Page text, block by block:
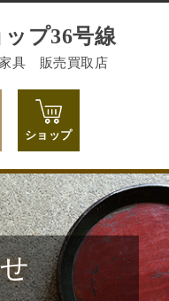
プ36号線
具 販売買取店
ショップ